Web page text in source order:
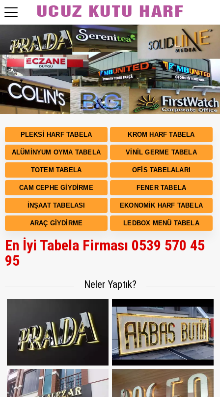
Bizden Fiyat Almadan Tabela Yaptırmayın!
PLEKSI HARF TABELA KROM HARF TABELA
ALÜMINYUM OYMA TABELA VINIL GERME TABELA
TOTEM TABELA OFIS TABELALARI
CAM CEPHE GIYDIRME FENER TABELA
İNŞAAT TABELASI EKONOMIK HARF TABELA
ARAÇ GIYDIRME LEDBOX MENÜ TABELA
En İyi Tabela Firması 0539 570 45
95
Neler Yaptık?